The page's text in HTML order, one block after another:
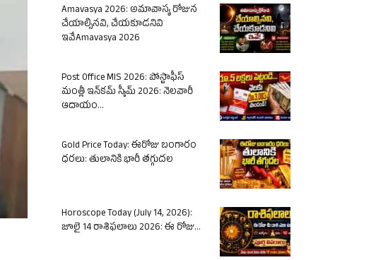
Amavasya 2026: అమావాస్య రోజున
చేయాల్సినవి, చేయకూడనివి
ఇవేAmavasya 2026
Post Office MIS 2026: పోస్టాఫీస్
మంత్లీ ఇన్‌కమ్ స్కీమ్ 2026: నెలవారీ
ఆదాయం...
Gold Price Today: ఈరోజు బంగారం
ధరలు: తులానికి భారీ తగ్గుదల
Horoscope Today (July 14, 2026):
జూలై 14 రాశిఫలాలు 2026: ఈ రోజు...